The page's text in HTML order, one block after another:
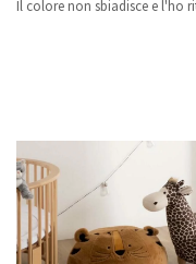
Il colore non sbiadisce e l'ho